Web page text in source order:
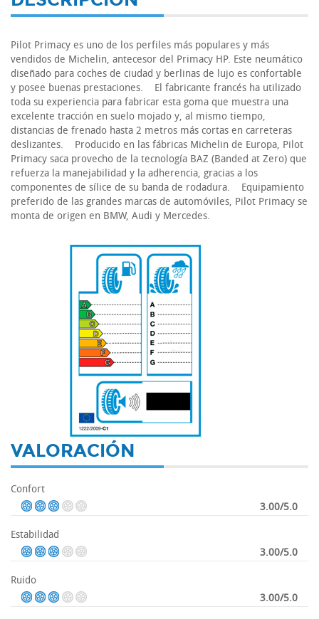
Pilot Primacy es uno de los perfiles más populares y más
vendidos de Michelin, antecesor del Primacy HP. Este neumático
diseñado para coches de ciudad y berlinas de lujo es confortable
y posee buenas prestaciones. El fabricante francés ha utilizado
toda su experiencia para fabricar esta goma que muestra una
excelente tracción en suelo mojado y, al mismo tiempo,
distancias de frenado hasta 2 metros más cortas en carreteras
deslizantes. Producido en las fábricas Michelin de Europa, Pilot
Primacy saca provecho de la tecnología BAZ (Banded at Zero) que
refuerza la manejabilidad y la adherencia, gracias a los
componentes de sílice de su banda de rodadura. Equipamiento
preferido de las grandes marcas de automóviles, Pilot Primacy se
monta de origen en BMW, Audi y Mercedes.
VALORACIÓN
Confort
3.00/5.0
Estabilidad
3.00/5.0
Ruido
3.00/5.0